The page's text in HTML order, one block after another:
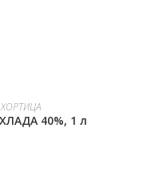
ХОРТИЦА
40%, 1 л